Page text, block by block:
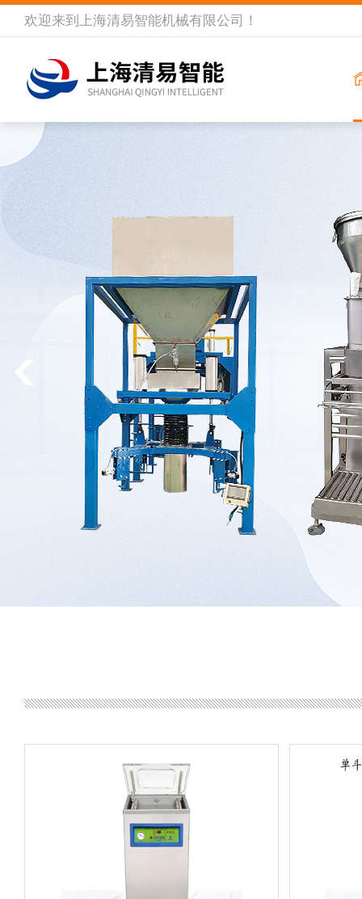
欢迎来到 上海清易智能机械有限公司 ！